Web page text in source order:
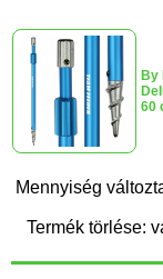
By
60
Mennyiség
Termék törlése: